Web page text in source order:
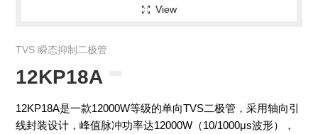
View
TVS 瞬态抑制二极管
12KP18A
12KP18A是一款12000W等级的单向TVS二极管，采用轴向引
线封装设计，峰值脉冲功率达12000W（10/1000μs波形），